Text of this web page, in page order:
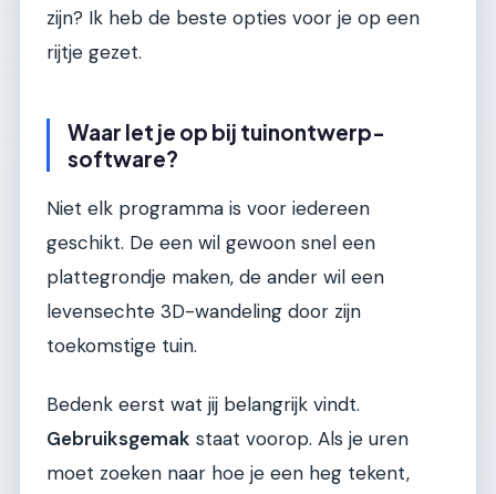
zijn? Ik heb de beste opties voor je op een
rijtje gezet.
Waar let je op bij tuinontwerp-
software?
Niet elk programma is voor iedereen
geschikt. De een wil gewoon snel een
plattegrondje maken, de ander wil een
levensechte 3D-wandeling door zijn
toekomstige tuin.
Bedenk eerst wat jij belangrijk vindt.
Gebruiksgemak staat voorop. Als je uren
moet zoeken naar hoe je een heg tekent,